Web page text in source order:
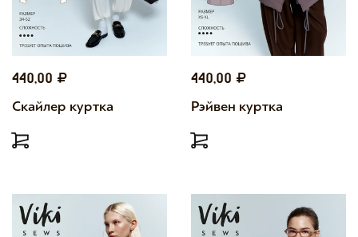
440,00
Скайлер куртка
440,00
Рэйвен куртка